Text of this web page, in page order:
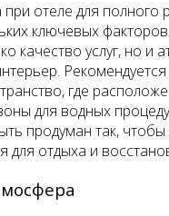
отеле для полного
ключевых
качество услуг, но и
где
для водных
продуман так, чтобы
для отдыха и